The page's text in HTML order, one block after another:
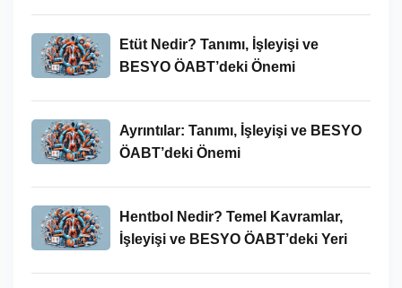
Etüt Nedir? Tanımı, İşleyişi ve
BESYO ÖABT’deki Önemi
Ayrıntılar: Tanımı, İşleyişi ve BESYO
ÖABT’deki Önemi
Hentbol Nedir? Temel Kavramlar,
İşleyişi ve BESYO ÖABT’deki Yeri